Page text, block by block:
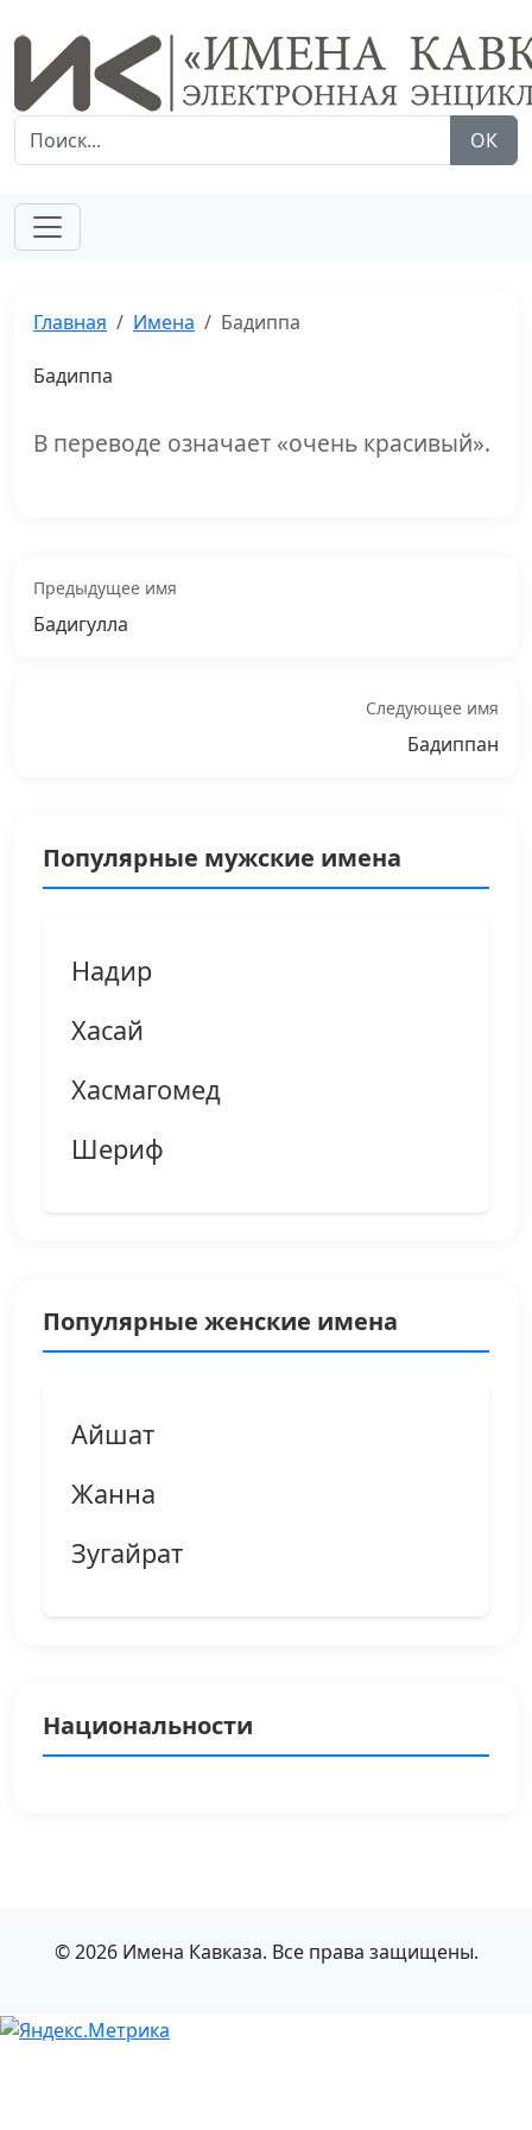
ОК
Главная Имена Бадиппа
Бадиппа
В переводе означает «очень красивый».
Предыдущее имя
Бадигулла
Следующее имя
Бадиппан
Популярные мужские имена
Надир
Хасай
Хасмагомед
Шериф
Популярные женские имена
Айшат
Жанна
Зугайрат
Национальности
© 2026 Имена Кавказа. Все права защищены.